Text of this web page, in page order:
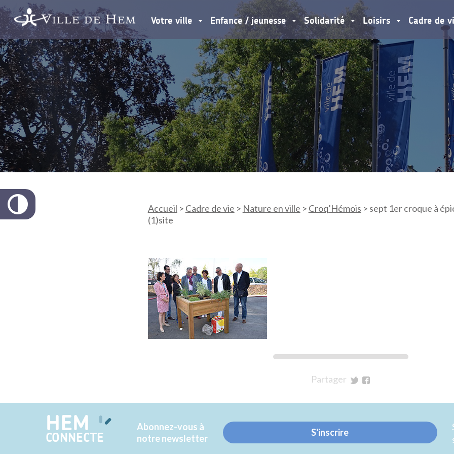
Votre ville Enfance / jeunesse Solidarité Loisirs Cadre de
Accueil > Cadre de vie > Nature en ville > Croq’Hémois > sept 1er croque à
(1)site
Partager
Twitter
Facebook
HEM
CONNECTE
Abonnez-vous à
notre newsletter
S'inscrire